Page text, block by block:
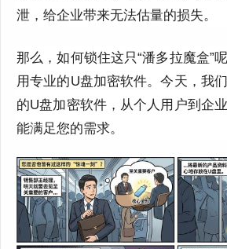
泄，给企业带来无法估量的损失。
那么，如何锁住这只“潘多拉魔盒”
用专业的U盘加密软件。今天，我
的U盘加密软件，从个人用户到企
能满足您的需求。